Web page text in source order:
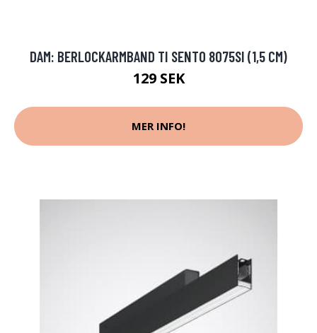
DAM: BERLOCKARMBAND TI SENTO 8075SI (1,5 CM)
129 SEK
MER INFO!